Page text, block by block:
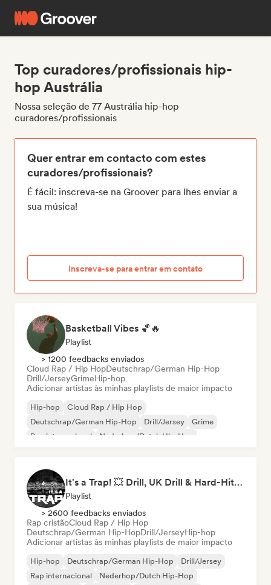
Top curadores/profissionais hip-
hop Austrália
Nossa seleção de 77 Austrália hip-hop
curadores/profissionais
Quer entrar em contacto com estes
curadores/profissionais?
É fácil: inscreva-se na Groover para lhes enviar a
sua música!
Inscreva-se para entrar em contato
Basketball Vibes 🏀🔥
Playlist
> 1200 feedbacks enviados
Cloud Rap / Hip HopDeutschrap/German Hip-Hop
Drill/JerseyGrimeHip-hop
Adicionar artistas às minhas playlists de maior impacto
Hip-hop
Cloud Rap / Hip Hop
Deutschrap/German Hip-Hop
Drill/Jersey
Grime
Rap internacional
Nederhop/Dutch Hip-Hop
It's a Trap! 💥 Drill, UK Drill & Hard-Hitting Trap
Playlist
> 2600 feedbacks enviados
Rap cristãoCloud Rap / Hip Hop
Deutschrap/German Hip-HopDrill/JerseyHip-hop
Adicionar artistas às minhas playlists de maior impacto
Hip-hop Deutschrap/German Hip-Hop
Drill/Jersey
Rap internacional
Nederhop/Dutch Hip-Hop